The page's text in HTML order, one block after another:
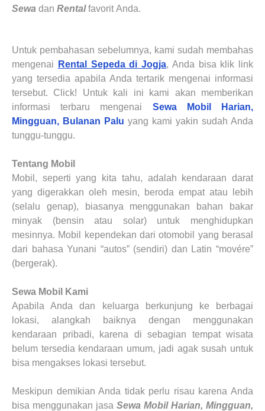
Sewa dan Rentalfavorit Anda.
Untuk pembahasan sebelumnya, kami sudah membahas
mengenai
Rental Sepeda di Jogja, Anda bisa klik link
yang tersedia apabila Anda tertarik mengenai informasi
tersebut. Click! Untuk kali ini kami akan memberikan
informasi terbaru mengenai Sewa Mobil Harian,
Mingguan, Bulanan Palu yang kami yakin sudah Anda
tunggu-tunggu.
Tentang Mobil
Mobil, seperti yang kita tahu, adalah kendaraan darat
yang digerakkan oleh mesin, beroda empat atau lebih
(selalu genap), biasanya menggunakan bahan bakar
minyak (bensin atau solar) untuk menghidupkan
mesinnya. Mobil kependekan dari otomobil yang berasal
dari bahasa Yunani “autos” (sendiri) dan Latin “movére”
(bergerak).
Sewa Mobil
Kami
Apabila Anda dan keluarga berkunjung ke berbagai
lokasi, alangkah baiknya dengan menggunakan
kendaraan pribadi, karena di sebagian tempat wisata
belum tersedia kendaraan umum, jadi agak susah untuk
bisa mengakses lokasi tersebut.
Meskipun demikian Anda tidak perlu risau karena Anda
bisa menggunakan jasa Sewa Mobil Harian, Mingguan,